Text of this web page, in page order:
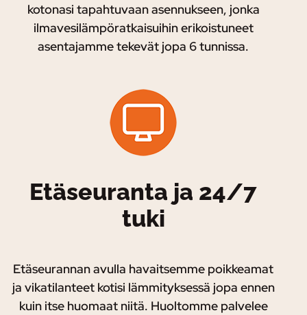
kotonasi tapahtuvaan asennukseen, jonka
ilmavesilämpöratkaisuihin erikoistuneet
asentajamme tekevät jopa 6 tunnissa.
Etäseuranta ja 24/7
tuki
Etäseurannan avulla havaitsemme poikkeamat
ja vikatilanteet kotisi lämmityksessä jopa ennen
kuin itse huomaat niitä. Huoltomme palvelee